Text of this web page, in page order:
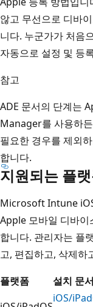
않고 무선으로 디바
니다. 누군가가 처음
자동으로 설정 및 등
참고
ADE 문서의 단계는
Manager를 사용하
필요한 경우를 제외
합니다.
지원되는 플
Microsoft Intune
Apple 모바일 디바이
합니다. 관리자는 플
고, 편집하고, 삭제하
플랫폼
설치 문서
iOS/